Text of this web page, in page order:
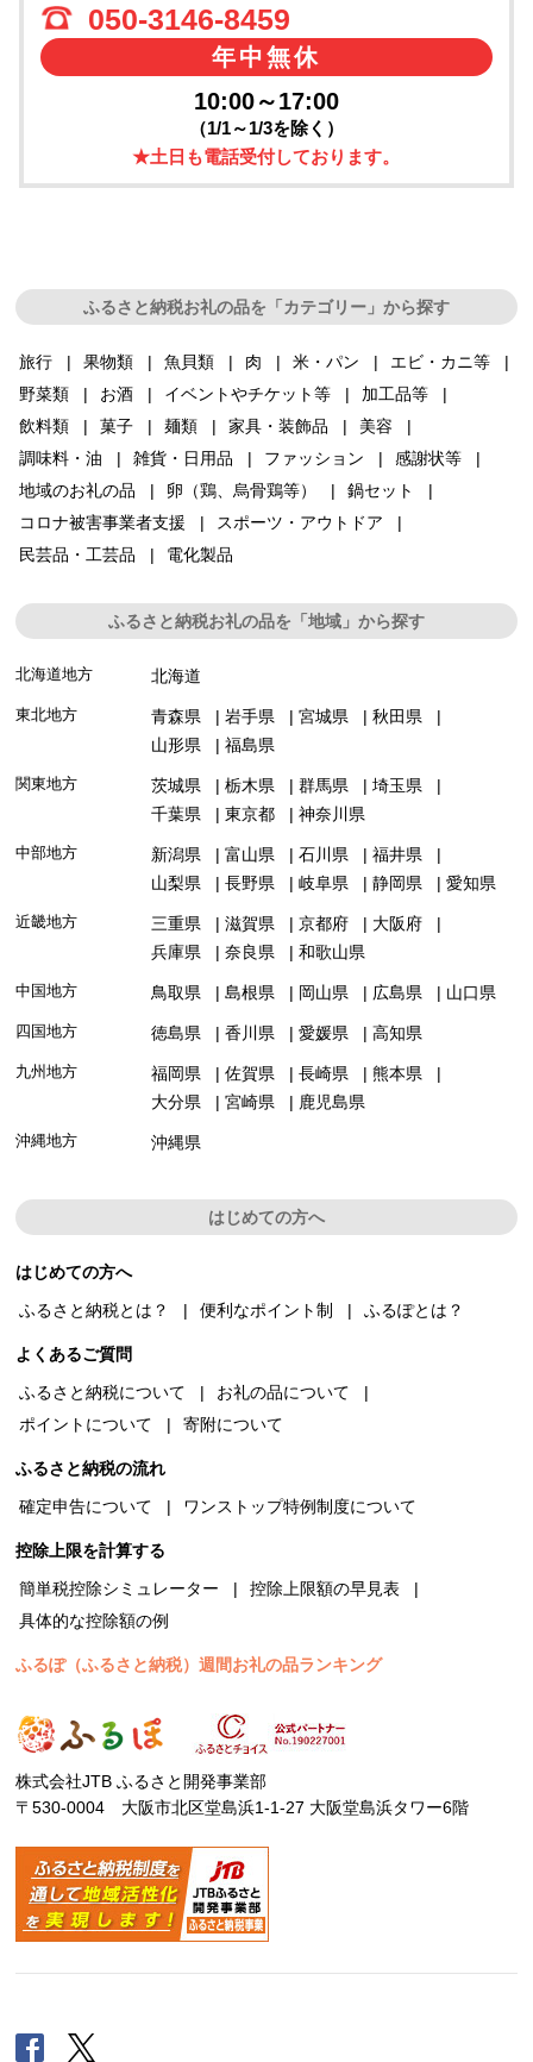
050-3146-8459
年中無休
10:00～17:00
（1/1～1/3を除く）
★土日も電話受付しております。
ふるさと納税お礼の品を「カテゴリー」から探す
旅行 果物類 魚貝類 肉 米・パン
エビ・カニ等
野菜類
お酒 イベントやチケット等
加工品等
飲料類
菓子 麺類 家具・装飾品
美容
調味料・油
雑貨・日用品 ファッション
感謝状等
地域のお礼の品
卵（鶏、烏骨鶏等）
鍋セット
コロナ被害事業者支援
スポーツ・アウトドア
民芸品・工芸品
電化製品
ふるさと納税お礼の品を「地域」から探す
北海道地方 北海道
東北地方 青森県 岩手県 宮城県
秋田県
山形県
福島県
関東地方 茨城県 栃木県 群馬県
埼玉県
千葉県
東京都 神奈川県
中部地方 新潟県 富山県 石川県
福井県
山梨県
長野県 岐阜県 静岡県 愛知県
近畿地方 三重県 滋賀県 京都府
大阪府
兵庫県
奈良県 和歌山県
中国地方 鳥取県 島根県 岡山県 広島県 山口県
四国地方 徳島県 香川県 愛媛県 高知県
九州地方 福岡県 佐賀県 長崎県
熊本県
大分県
宮崎県 鹿児島県
沖縄地方 沖縄県
はじめての方へ
はじめての方へ
ふるさと納税とは？
便利なポイント制 ふるぽとは？
よくあるご質問
ふるさと納税について
お礼の品について
ポイントについて
寄附について
ふるさと納税の流れ
確定申告について
ワンストップ特例制度について
控除上限を計算する
簡単税控除シミュレーター
控除上限額の早見表
具体的な控除額の例
ふるぽ（ふるさと納税）週間お礼の品ランキング
株式会社JTB ふるさと開発事業部
〒530-0004 大阪市北区堂島浜1-1-27 大阪堂島浜タワー6階
Facebook